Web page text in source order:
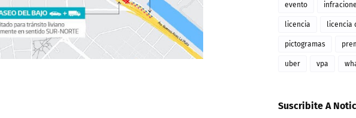
evento
licencia licencia
pictogramas
uber vpa
Suscribite A